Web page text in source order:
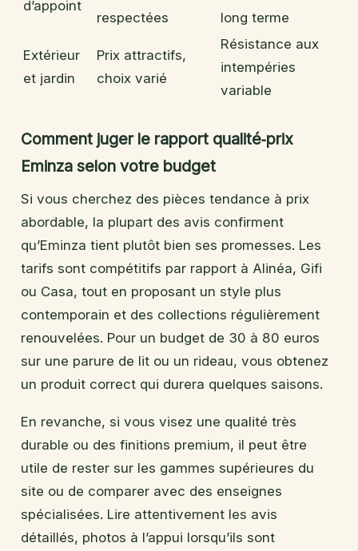
d’appoint
respectées
long terme
Extérieur
et jardin
Prix attractifs,
choix varié
Résistance aux
intempéries
variable
Comment juger le rapport qualité‑prix
Eminza selon votre budget
Si vous cherchez des pièces tendance à prix
abordable, la plupart des avis confirment
qu’Eminza tient plutôt bien ses promesses. Les
tarifs sont compétitifs par rapport à Alinéa, Gifi
ou Casa, tout en proposant un style plus
contemporain et des collections régulièrement
renouvelées. Pour un budget de 30 à 80 euros
sur une parure de lit ou un rideau, vous obtenez
un produit correct qui durera quelques saisons.
En revanche, si vous visez une qualité très
durable ou des finitions premium, il peut être
utile de rester sur les gammes supérieures du
site ou de comparer avec des enseignes
spécialisées. Lire attentivement les avis
détaillés, photos à l’appui lorsqu’ils sont